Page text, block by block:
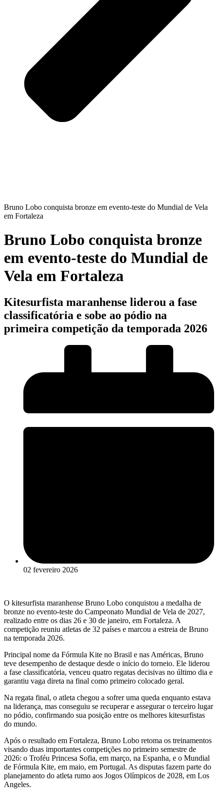
Bruno Lobo conquista bronze em evento-teste do Mundial de Vela
em Fortaleza
Bruno Lobo conquista bronze
em evento-teste do Mundial de
Vela em Fortaleza
Kitesurfista maranhense liderou a fase
classificatória e sobe ao pódio na
primeira competição da temporada 2026
02 fevereiro 2026
O kitesurfista maranhense Bruno Lobo conquistou a medalha de
bronze no evento-teste do Campeonato Mundial de Vela de 2027,
realizado entre os dias 26 e 30 de janeiro, em Fortaleza. A
competição reuniu atletas de 32 países e marcou a estreia de Bruno
na temporada 2026.
Principal nome da Fórmula Kite no Brasil e nas Américas, Bruno
teve desempenho de destaque desde o início do torneio. Ele liderou
a fase classificatória, venceu quatro regatas decisivas no último dia e
garantiu vaga direta na final como primeiro colocado geral.
Na regata final, o atleta chegou a sofrer uma queda enquanto estava
na liderança, mas conseguiu se recuperar e assegurar o terceiro lugar
no pódio, confirmando sua posição entre os melhores kitesurfistas
do mundo.
Após o resultado em Fortaleza, Bruno Lobo retoma os treinamentos
visando duas importantes competições no primeiro semestre de
2026: o Troféu Princesa Sofia, em março, na Espanha, e o Mundial
de Fórmula Kite, em maio, em Portugal. As disputas fazem parte do
planejamento do atleta rumo aos Jogos Olímpicos de 2028, em Los
Angeles.